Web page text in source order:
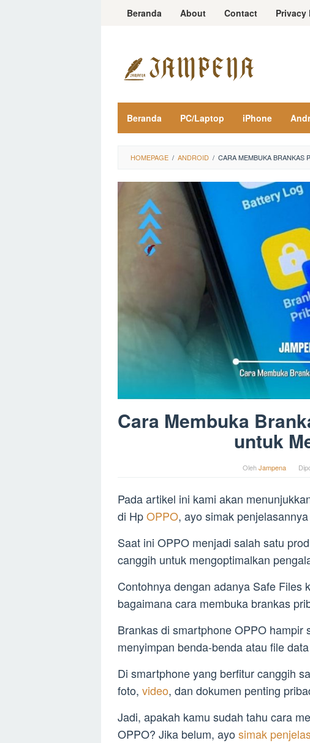
LoncatBeranda About Contact Privacy
Beranda PC/Laptop iPhone
HOMEPAGE / ANDROID / CARA MEMBUKA BRANKAS
Cara Membuka
untuk
OlehJampena
Pada artikel ini kami akan
di HpOPPO, ayo simak
Saat ini OPPO menjadi salah satu
canggih untuk mengoptimalkan
Contohnya dengan adanya Safe Files
bagaimana cara membuka brankas
Brankas di smartphone OPPO
menyimpan benda-benda atau file
Di smartphone yang berfitur canggih
foto, video, dan dokumen penting
Jadi, apakah kamu sudah tahu cara
OPPO? Jika belum, ayosimak